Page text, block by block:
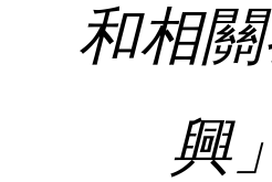
和相
興